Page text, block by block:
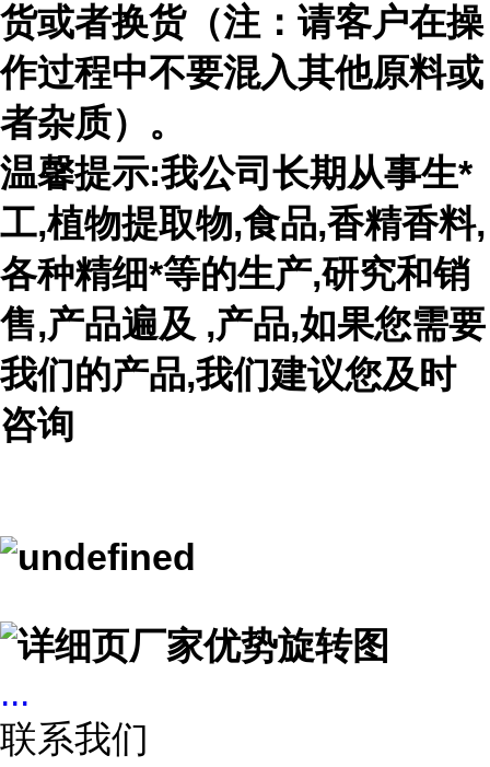
货或者换货（注：请客户在操
作过程中不要混入其他原料或
者杂质）。
温馨提示:我公司长期从事生*
工,植物提取物,食品,香精香料,
各种精细*等的生产,研究和销
售,产品遍及 ,产品,如果您需要
我们的产品,我们建议您及时
咨询
...
联系我们